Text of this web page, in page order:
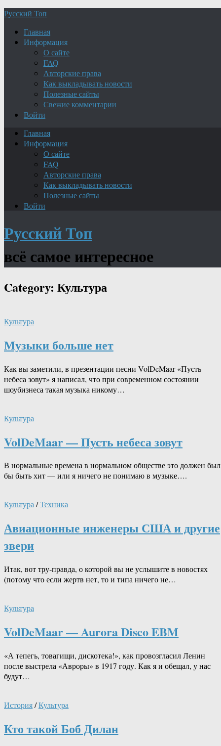
Русский Топ
Главная
Информация
О сайте
FAQ
Авторские права
Как выкладывать новости
Полезные сайты
Свежие комментарии
Войти
Главная
Информация
О сайте
FAQ
Авторские права
Как выкладывать новости
Полезные сайты
Войти
Русский Топ
всё самое интересное
Category: Культура
Культура
Музыки больше нет
Как вы заметили, в презентации песни VolDeMaar «Пусть
небеса зовут» я написал, что при современном состоянии
шоубизнеса такая музыка никому…
Культура
VolDeMaar — Пусть небеса зовут
В нормальные времена в нормальном обществе это должен был
бы быть хит — или я ничего не понимаю в музыке….
Культура/Техника
Авиационные инженеры США и другие
звери
Итак, вот тру-правда, о которой вы не услышите в новостях
(потому что если жертв нет, то и типа ничего не…
Культура
VolDeMaar — Aurora Disco EBM
«А тепегь, товагищи, дискотека!», как провозгласил Ленин
после выстрела «Авроры» в 1917 году. Как я и обещал, у нас
будут…
История/Культура
Кто такой Боб Дилан